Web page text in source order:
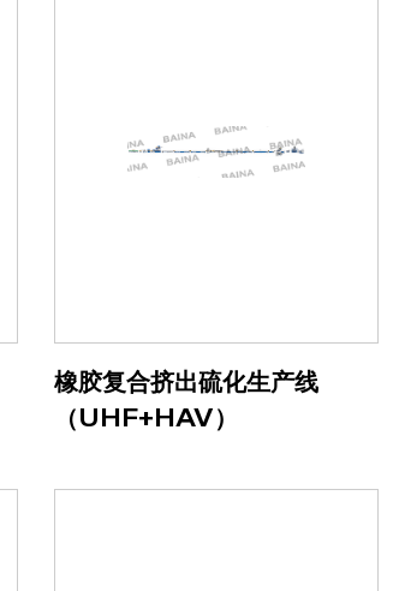
橡胶复合挤出硫化生产线
（UHF+HAV）